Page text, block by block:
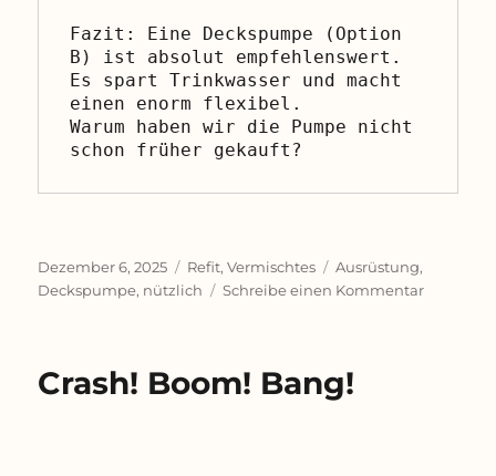
Fazit: Eine Deckspumpe (Option
B) ist absolut empfehlenswert.
Es spart Trinkwasser und macht
einen enorm flexibel.
Warum haben wir die Pumpe nicht
schon früher gekauft?
Veröffentlicht
am
Dezember 6, 2025 Kategorien
Refit,Vermischtes Schlagwörter
Ausrüstung,
Deckspumpe, nützlich Schreibe einen Kommentarzu
Crash! Boom! Bang!